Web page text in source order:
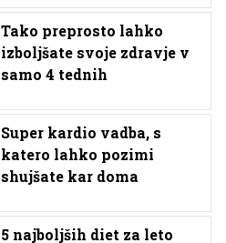
Tako preprosto lahko
izboljšate svoje zdravje v
samo 4 tednih
Super kardio vadba, s
katero lahko pozimi
shujšate kar doma
5 najboljših diet za leto